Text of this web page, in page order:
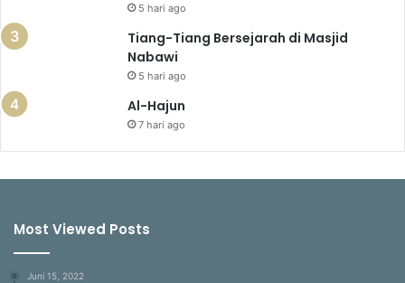
5 hari ago
Tiang-Tiang Bersejarah di Masjid
Nabawi
5 hari ago
Al-Hajun
7 hari ago
Most Viewed Posts
Juni 15, 2022